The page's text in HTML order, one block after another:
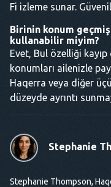
Fi izleme sunar.
Birinin konum
kullanabilir miyim?
Evet, Bul özelliği
konumları ailenizle
Haqerra veya diğer
düzeyde ayrıntı
Stephanie
Stephanie Thompson,